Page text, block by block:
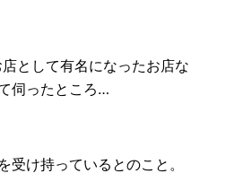
として有名になったお店な
伺ったところ…
け持っているとのこと。